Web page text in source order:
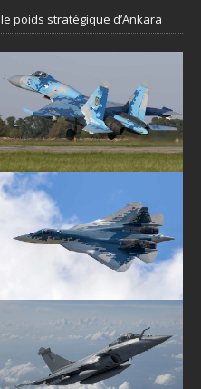
poids stratégique d’Ankara